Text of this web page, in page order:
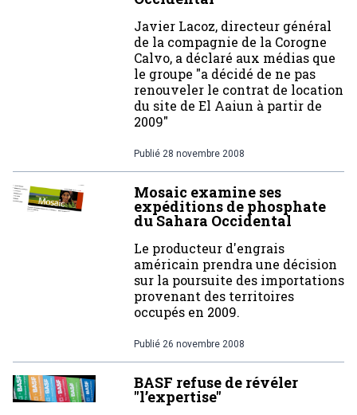
Javier Lacoz, directeur général
de la compagnie de la Corogne
Calvo, a déclaré aux médias que
le groupe "a décidé de ne pas
renouveler le contrat de location
du site de El Aaiun à partir de
2009"
Publié 28 novembre 2008
Mosaic examine ses
expéditions de phosphate
du Sahara Occidental
Le producteur d'engrais
américain prendra une décision
sur la poursuite des importations
provenant des territoires
occupés en 2009.
Publié 26 novembre 2008
BASF refuse de révéler
"l’expertise"